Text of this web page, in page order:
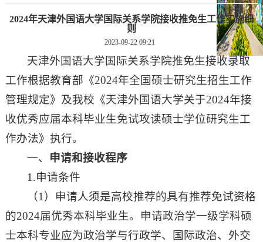
2024年天津外国语大学国际关系学院接收推免生工作实施细
则
2023-09-22 09:21
天津外国语大学国际关系学院推免生接收录取
工作根据教育部《2024年全国硕士研究生招生工作
管理规定》及我校《天津外国语大学关于2024年接
收优秀应届本科毕业生免试攻读硕士学位研究生工
作办法》执行。
一、 申请和接收程序
1.申请条件
（1）申请人须是高校推荐的具有推荐免试资格
的2024届优秀本科毕业生。申请政治学一级学科硕
士本科专业应为政治学与行政学、国际政治、外交